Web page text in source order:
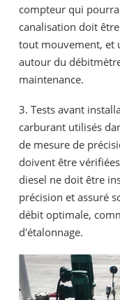
compteur qui
canalisation doit
tout mouvement, et
autour du
maintenance.
3. Tests avant
carburant utilisés
de mesure de
doivent être
diesel ne doit être
précision et assuré
débit optimale,
d'étalonnage.